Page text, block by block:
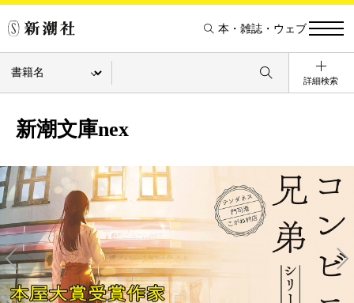
本・雑誌・ウェブ
詳細検索
新潮文庫nex
Pre